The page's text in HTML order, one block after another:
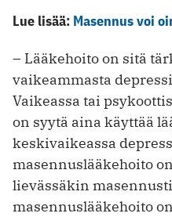
Lue lisää: Masennus voi
– Lääkehoito on sitä
vaikeammasta
Vaikeassa tai
on syytä aina käyttää
keskivaikeassa
masennuslääkehoito
lievässäkin
masennuslääkehoito